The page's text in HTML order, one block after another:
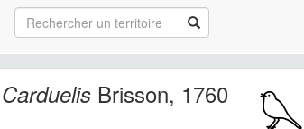
CarduelisBrisson, 1760